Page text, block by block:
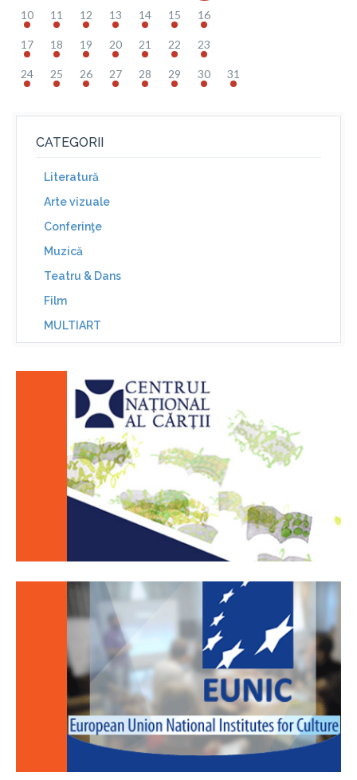
10 11 12 13 14 15 16
17 18 19 20 21 22 23
24 25 26 27 28 29 30 31
CATEGORII
Literatură
Arte vizuale
Conferinţe
Muzică
Teatru & Dans
Film
MULTIART